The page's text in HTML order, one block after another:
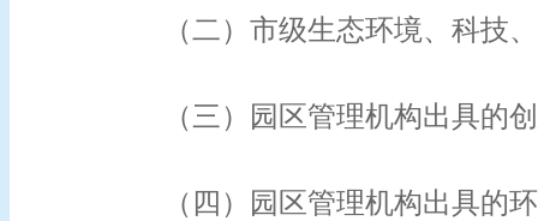
（二）市级生态环境、科技
（三）园区管理机构出具的
（四）园区管理机构出具的